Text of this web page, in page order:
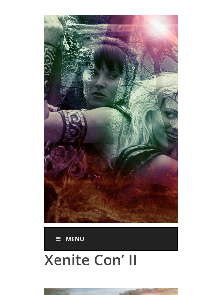
MENU
Xenite Con’ II